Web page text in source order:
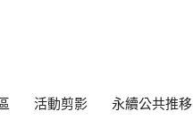
活動剪影 永續公共推移